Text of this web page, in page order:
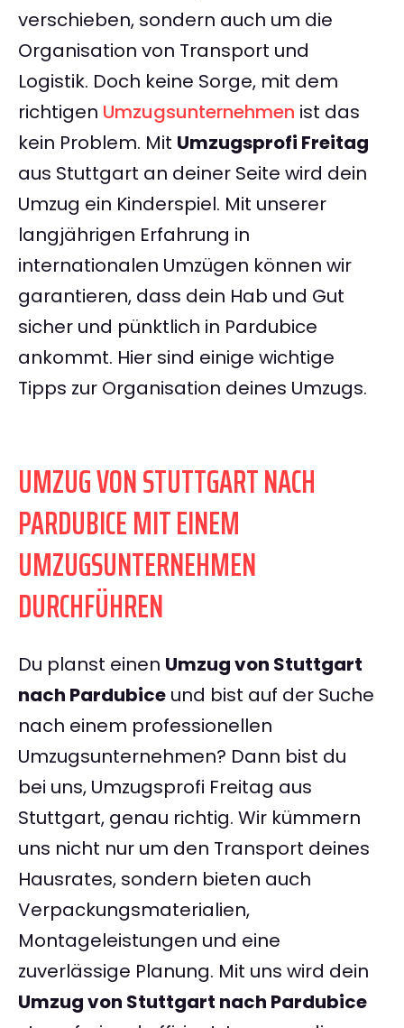
verschieben, sondern auch um die
Organisation von Transport und
Logistik. Doch keine Sorge, mit dem
richtigen Umzugsunternehmen ist das
kein Problem. Mit Umzugsprofi Freitag
aus Stuttgart an deiner Seite wird dein
Umzug ein Kinderspiel. Mit unserer
langjährigen Erfahrung in
internationalen Umzügen können wir
garantieren, dass dein Hab und Gut
sicher und pünktlich in Pardubice
ankommt. Hier sind einige wichtige
Tipps zur Organisation deines Umzugs.
UMZUG VON STUTTGART NACH
PARDUBICE MIT EINEM
UMZUGSUNTERNEHMEN
DURCHFÜHREN
Du planst einen Umzug von Stuttgart
nach Pardubice und bist auf der Suche
nach einem professionellen
Umzugsunternehmen? Dann bist du
bei uns, Umzugsprofi Freitag aus
Stuttgart, genau richtig. Wir kümmern
uns nicht nur um den Transport deines
Hausrates, sondern bieten auch
Verpackungsmaterialien,
Montageleistungen und eine
zuverlässige Planung. Mit uns wird dein
Umzug von Stuttgart nach Pardubice